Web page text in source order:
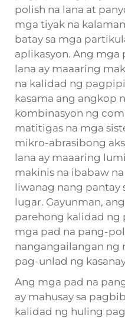
polish na lana at
mga tiyak na
batay sa mga
aplikasyon. Ang mga
lana ay maaaring
na kalidad ng
kasama ang angkop
kombinasyon ng
matitigas na mga
mikro-abrasibong
lana ay maaaring
makinis na ibabaw
liwanag nang pantay
lugar. Gayunman,
parehong kalidad
mga pad na pang-
nangangailangan ng
pag-unlad ng
Ang mga pad na
ay mahusay sa
kalidad ng huling